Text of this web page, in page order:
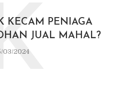
KECAM PENIAGA
JUAL MAHAL?
03/2024